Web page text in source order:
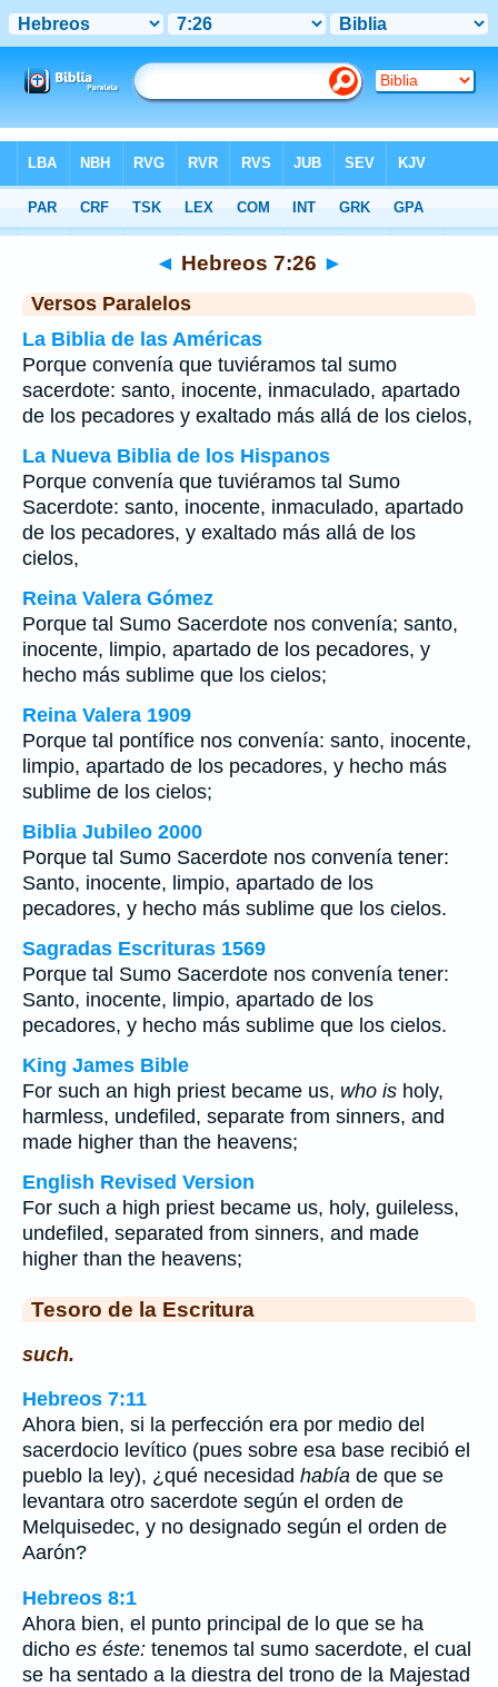
>Hebreos Capítulo 7 > Verso 26
◄ Hebreos 7:26 ►
Versos Paralelos
La Biblia de las Américas
Porque convenía que tuviéramos tal sumo
sacerdote: santo, inocente, inmaculado, apartado
de los pecadores y exaltado más allá de los cielos,
La Nueva Biblia de los Hispanos
Porque convenía que tuviéramos tal Sumo
Sacerdote: santo, inocente, inmaculado, apartado
de los pecadores, y exaltado más allá de los
cielos,
Reina Valera Gómez
Porque tal Sumo Sacerdote nos convenía; santo,
inocente, limpio, apartado de los pecadores, y
hecho más sublime que los cielos;
Reina Valera 1909
Porque tal pontífice nos convenía: santo, inocente,
limpio, apartado de los pecadores, y hecho más
sublime de los cielos;
Biblia Jubileo 2000
Porque tal Sumo Sacerdote nos convenía tener:
Santo, inocente, limpio, apartado de los
pecadores, y hecho más sublime que los cielos.
Sagradas Escrituras 1569
Porque tal Sumo Sacerdote nos convenía tener:
Santo, inocente, limpio, apartado de los
pecadores, y hecho más sublime que los cielos.
King James Bible
For such an high priest became us, who is holy,
harmless, undefiled, separate from sinners, and
made higher than the heavens;
English Revised Version
For such a high priest became us, holy, guileless,
undefiled, separated from sinners, and made
higher than the heavens;
Tesoro de la Escritura
such.
Hebreos 7:11
Ahora bien, si la perfección era por medio del
sacerdocio levítico (pues sobre esa base recibió el
pueblo la ley), ¿qué necesidad había de que se
levantara otro sacerdote según el orden de
Melquisedec, y no designado según el orden de
Aarón?
Hebreos 8:1
Ahora bien, el punto principal de lo que se ha
dicho es éste: tenemos tal sumo sacerdote, el cual
se ha sentado a la diestra del trono de la Majestad